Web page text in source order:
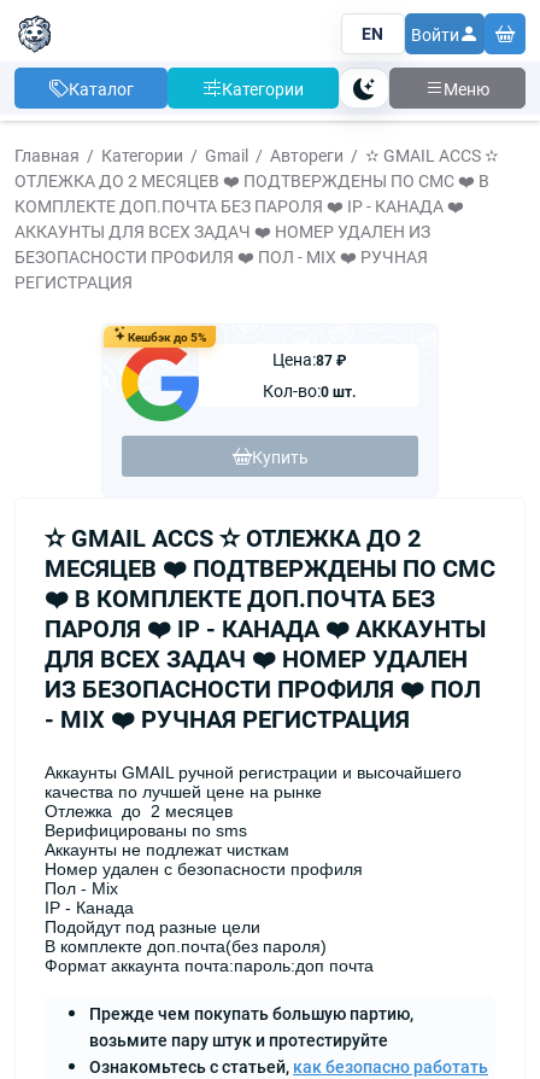
EN Войти
Каталог Категории Тема Меню
Главная Категории Gmail Автореги
✫ GMAIL ACCS ✫
ОТЛЕЖКА ДО 2 МЕСЯЦЕВ ❤️ ПОДТВЕРЖДЕНЫ ПО СМС ❤️ В
КОМПЛЕКТЕ ДОП.ПОЧТА БЕЗ ПАРОЛЯ ❤️ IP - КАНАДА ❤️
АККАУНТЫ ДЛЯ ВСЕХ ЗАДАЧ ❤️ НОМЕР УДАЛЕН ИЗ
БЕЗОПАСНОСТИ ПРОФИЛЯ ❤️ ПОЛ - MIX ❤️ РУЧНАЯ
РЕГИСТРАЦИЯ
Кешбэк до 5%
Цена:87 ₽
Кол-во:0 шт.
Купить
✫ GMAIL ACCS ✫ ОТЛЕЖКА ДО 2
МЕСЯЦЕВ ❤️ ПОДТВЕРЖДЕНЫ ПО СМС
❤️ В КОМПЛЕКТЕ ДОП.ПОЧТА БЕЗ
ПАРОЛЯ ❤️ IP - КАНАДА ❤️ АККАУНТЫ
ДЛЯ ВСЕХ ЗАДАЧ ❤️ НОМЕР УДАЛЕН
ИЗ БЕЗОПАСНОСТИ ПРОФИЛЯ ❤️ ПОЛ
- MIX ❤️ РУЧНАЯ РЕГИСТРАЦИЯ
Аккаунты GMAIL ручной регистрации и высочайшего
качества по лучшей цене на рынке
Отлежка до 2 месяцев
Верифицированы по sms
Аккаунты не подлежат чисткам
Номер удален с безопасности профиля
Пол - Mix
IP - Канада
Подойдут под разные цели
В комплекте доп.почта(без пароля)
Формат аккаунта почта:пароль:доп почта
Прежде чем покупать большую партию,
возьмите пару штук и протестируйте
Ознакомьтесь с статьей, как безопасно работать